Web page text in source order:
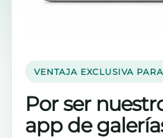
VENTAJA EXCLUSIVA
Por ser
app de